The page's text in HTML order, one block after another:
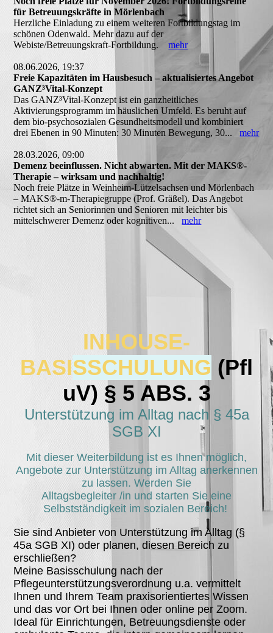
für Betreuungskräfte in Mörlenbach
Herzliche Einladung zu einem weiteren Fortbildungstag im
schönen Odenwald. Mehr dazu auf der
Webiste/Betreuungskraft-Fortbildung.mehr
08.06.2026, 19:37
Freie Kapazitäten im Hausbesuch – aktualisiertes Angebot
GANZ³Vital-Konzept
Das GANZ³Vital-Konzept ist ein ganzheitliches
Aktivierungsprogramm im häuslichen Umfeld. Es beruht auf
dem bio-psychosozialen Gesundheitsmodell und kombiniert
drei Ebenen in 90 Minuten: 30 Minuten Bewegung, 30...mehr
28.03.2026, 09:00
Demenz beeinflussen. Nicht abwarten. Mit der MAKS®-
Therapie – wirksam und nachhaltig!
Noch freie Plätze in Weinheim-Lützelsachsen und Mörlenbach
– MAKS®-m-Therapiegruppe (Prof. Gräßel). Das Angebot
richtet sich an Seniorinnen und Senioren mit leichter bis
mittelschwerer Demenz oder kognitiven...mehr
INHOUSE-
BASISSCHULUNG (Pfl
uV) § 5 ABS. 3
Unterstützung im Alltag nach § 45a
SGB XI
Mit dieser Weiterbildung ist es Ihnen möglich,
Angebote zur Unterstützung im Alltag anerkennen
zu lassen. Werden Sie
Alltagsbegleiter /in und starten Sie eine
Selbstständigkeit im sozialen Bereich!
Sie sind Anbieter von Unterstützung im Alltag (§
45a SGB XI) oder planen, diesen Bereich zu
erschließen?
Meine Basisschulung nach der
Pflegeunterstützungsverordnung u.a. vermittelt
Ihnen und Ihrem Team praxisorientiertes Wissen
und das vor Ort bei Ihnen oder online per Zoom.
Ideal für Einrichtungen, Betreuungsdienste oder